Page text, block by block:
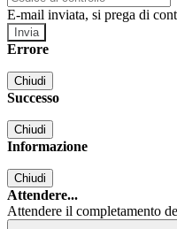
E-mail inviata, si prega di
Errore
Chiudi
Successo
Chiudi
Informazione
Chiudi
Attendere...
Attendere il completamento